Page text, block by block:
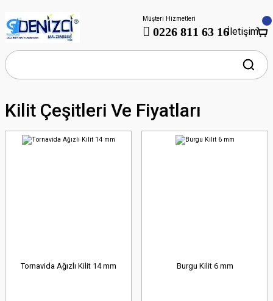
Müşteri Hizmetleri
0226 811 63 16İletişim
Kilit Çeşitleri Ve Fiyatları
Tornavida Ağızlı Kilit 14 mm Burgu Kilit 6 mm